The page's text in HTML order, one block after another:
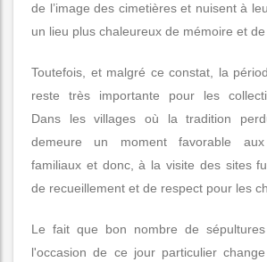
de l’image des cimetières et nuisent à
un lieu plus chaleureux de mémoire et
Toutefois, et malgré ce constat, la
reste très importante pour les
Dans les villages où la tradition
demeure un moment favorable aux
familiaux et donc, à la visite des sites
de recueillement et de respect pour les
Le fait que bon nombre de
l'occasion de ce jour particulier